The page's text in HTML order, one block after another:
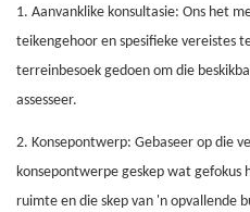
1. Aanvanklike konsultasie: Ons het
teikengehoor en spesifieke vereistes
terreinbesoek gedoen om die
assesseer.
2. Konsepontwerp: Gebaseer op die
konsepontwerpe geskep wat gefokus
ruimte en die skep van 'n opvallende